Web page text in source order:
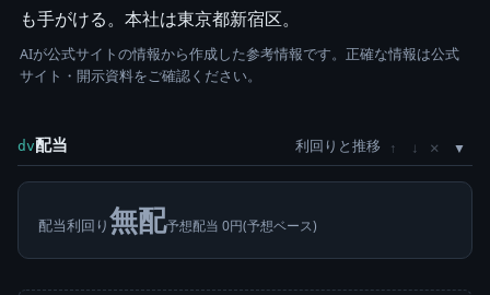
も手がける。本社は東京都新宿区。
AIが公式サイトの情報から作成した参考情報です。正確な情報は公式
サイト・開示資料をご確認ください。
dv配当 利回りと推移 ↑ ↓ ×
配当利回り無配予想配当 0円(予想ベース)